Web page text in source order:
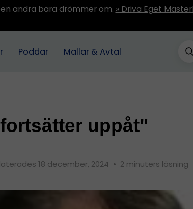
andra bara drömmer om. » Driva Eget
Poddar Mallar & Avtal
uppåt"
18 december, 2024 • 2 minuters läsning